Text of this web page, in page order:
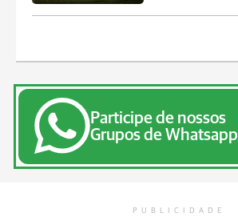
Participe de nossos
Grupos de Whatsapp
PUBLICIDADE